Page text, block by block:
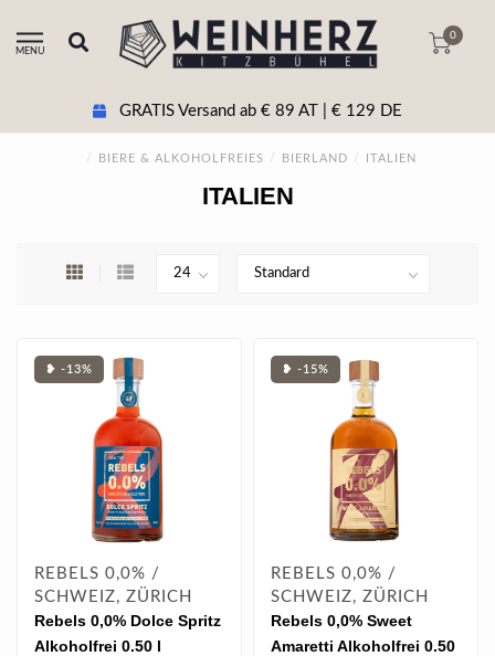
MENU
0
GRATIS Versand ab € 89 AT | € 129 DE
/ BIERE & ALKOHOLFREIES / BIERLAND / ITALIEN
ITALIEN
❥ -13%
REBELS 0,0% /
SCHWEIZ, ZÜRICH
Rebels 0,0% Dolce Spritz
Alkoholfrei 0.50 l
❥ -15%
REBELS 0,0% /
SCHWEIZ, ZÜRICH
Rebels 0,0% Sweet
Amaretti Alkoholfrei 0.50